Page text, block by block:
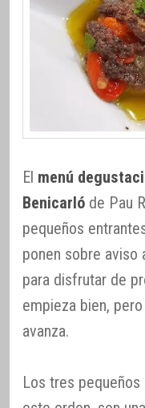
El menú
Benicarló de Pau
pequeños
ponen sobre aviso
para disfrutar de
empieza bien,
avanza.
Los tres